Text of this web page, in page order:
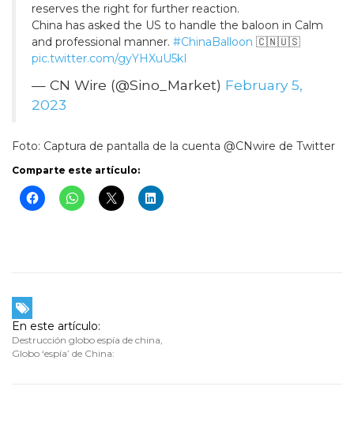
reserves the right for further reaction.
China has asked the US to handle the baloon in Calm
and professional manner. #ChinaBalloon 🇨🇳🇺🇸
pic.twitter.com/gyYHXuU5kI
— CN Wire (@Sino_Market) February 5,
2023
Foto: Captura de pantalla de la cuenta @CNwire de Twitter
Comparte este artículo:
En este artículo:
Destrucción globo espía de china
Globo ‘espía’ de China: